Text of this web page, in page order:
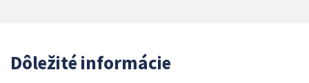
Dôležité informácie